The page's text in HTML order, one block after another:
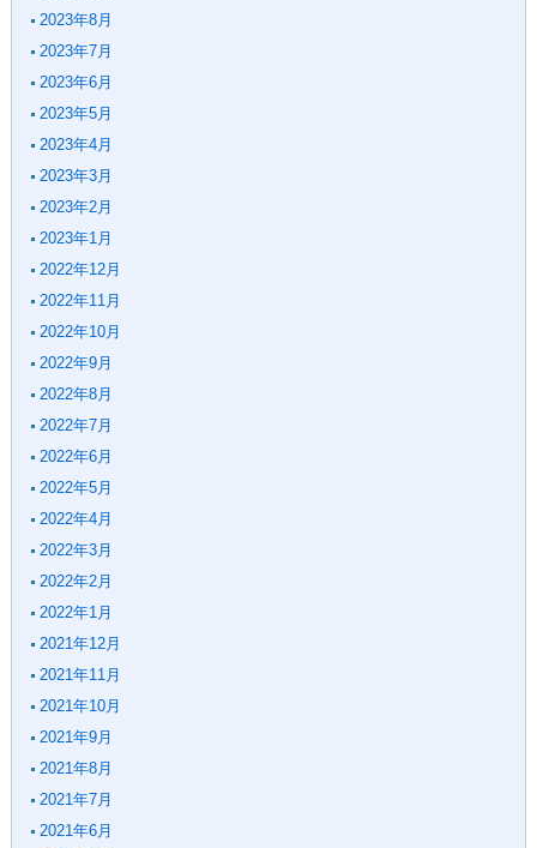
2023年8月
2023年7月
2023年6月
2023年5月
2023年4月
2023年3月
2023年2月
2023年1月
2022年12月
2022年11月
2022年10月
2022年9月
2022年8月
2022年7月
2022年6月
2022年5月
2022年4月
2022年3月
2022年2月
2022年1月
2021年12月
2021年11月
2021年10月
2021年9月
2021年8月
2021年7月
2021年6月